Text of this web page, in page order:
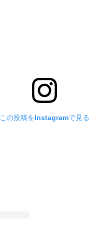
この投稿をInstagramで見る